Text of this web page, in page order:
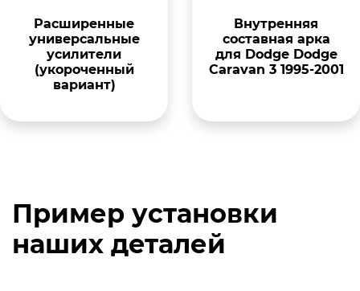
Расширенные
универсальные
усилители
(укороченный
вариант)
Внутренняя
составная арка
для Dodge Dodge
Caravan 3 1995-2001
Пример установки
наших деталей